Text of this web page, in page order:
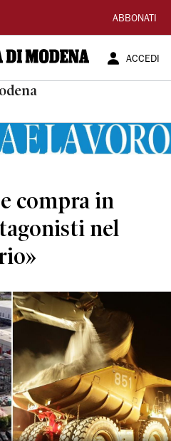
ABBONATI
ACCEDI
compra in
nel